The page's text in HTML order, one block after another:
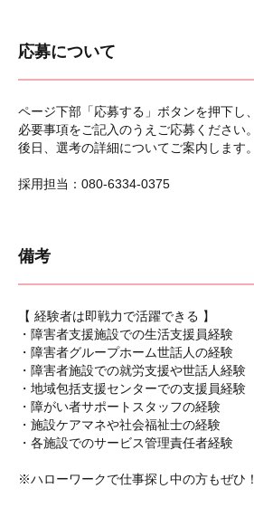
応募について
ページ下部「応募する」ボタンを押下し、
必要事項をご記入のうえご応募ください。
後日、選考の詳細についてご案内します。
採用担当：080-6334-0375
備考
【 経験者は即戦力で活躍できる 】
・障害者支援施設での生活支援員経験
・障害者グループホーム世話人の経験
・障害者施設での就労支援や世話人経験
・地域包括支援センターでの支援員経験
・障がい者サポートスタッフの経験
・施設ケアマネや社会福祉士の経験
・各施設でのサービス管理責任者経験
※ハローワークで仕事探し中の方もぜひ！